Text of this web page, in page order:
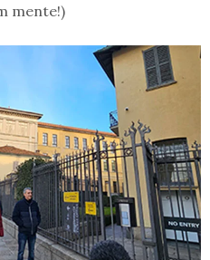
mente!)